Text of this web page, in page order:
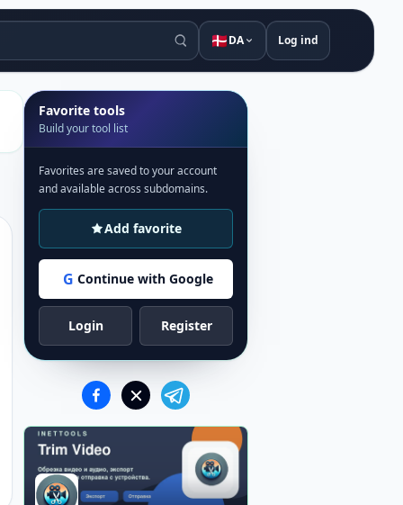
🇩🇰DA Log ind
Favorite tools
Build your tool list
Favorites are saved to your account
and available across subdomains.
Add favorite
G Continue with Google
Login Register